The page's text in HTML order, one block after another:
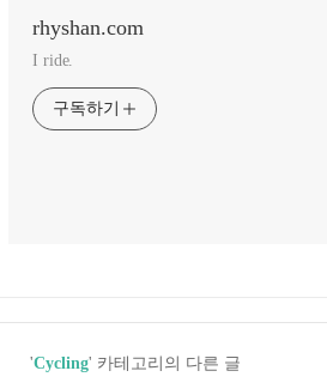
rhyshan.com
I ride.
구독하기
'Cycling' 카테고리의 다른 글